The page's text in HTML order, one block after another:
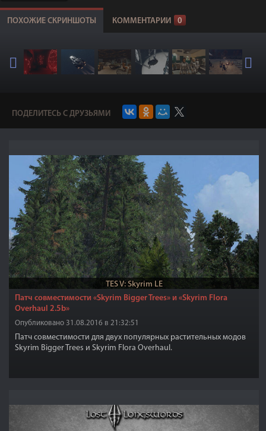
ПОХОЖИЕ СКРИНШОТЫ КОММЕНТАРИИ 0
ПОДЕЛИТЕСЬ С ДРУЗЬЯМИ
TES V: Skyrim LE
Патч совместимости «Skyrim Bigger Trees» и «Skyrim Flora
Overhaul 2.5b»
Опубликовано 31.08.2016 в 21:32:51
Патч совместимости для двух популярных растительных модов
Skyrim Bigger Trees и Skyrim Flora Overhaul.